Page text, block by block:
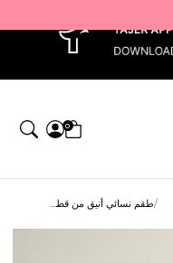
0
طقم نسائي أنيق من قط...